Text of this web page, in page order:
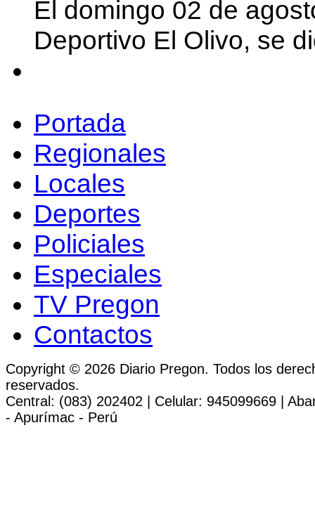
El domingo 02 de
Deportivo El Olivo, se
Portada
Regionales
Locales
Deportes
Policiales
Especiales
TV Pregon
Contactos
Copyright © 2026 Diario Pregon. Todos los
reservados.
Central: (083) 202402 | Celular: 945099669 |
- Apurímac - Perú